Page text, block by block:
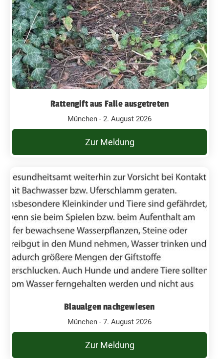
Rattengift aus Falle ausgetreten
München - 2. August 2026
Zur Meldung
Blaualgen nachgewiesen
München - 7. August 2026
Zur Meldung